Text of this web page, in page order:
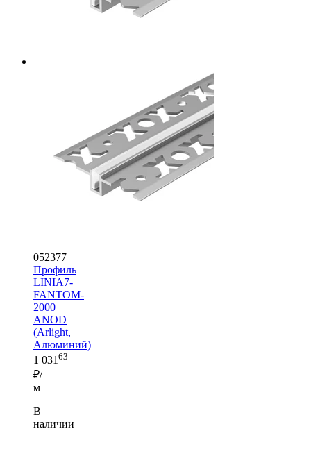
052377
Профиль
LINIA7-
FANTOM-
2000
ANOD
(Arlight,
Алюминий)
1 031 63
₽/
м
В
наличии